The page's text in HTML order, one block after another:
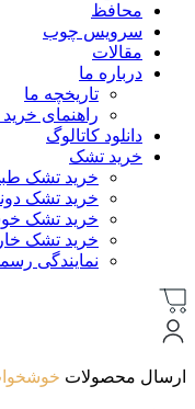
محافظ
سرویس چوب
مقالات
درباره ما
تاریخچه ما
راهنمای
دانلود کاتالوگ
خرید تشک
خرید تشک
خرید تشک
خرید تشک
خرید تشک
نمایندگی
ارسال محصولات